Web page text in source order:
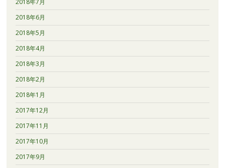
2018年7月
2018年6月
2018年5月
2018年4月
2018年3月
2018年2月
2018年1月
2017年12月
2017年11月
2017年10月
2017年9月